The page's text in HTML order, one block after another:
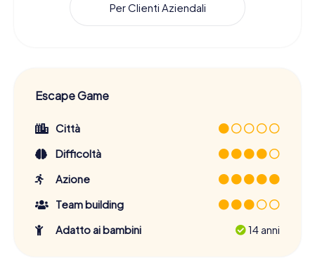
Per Clienti Aziendali
Escape Game
Città
Difficoltà
Azione
Team building
Adatto ai bambini
14 anni